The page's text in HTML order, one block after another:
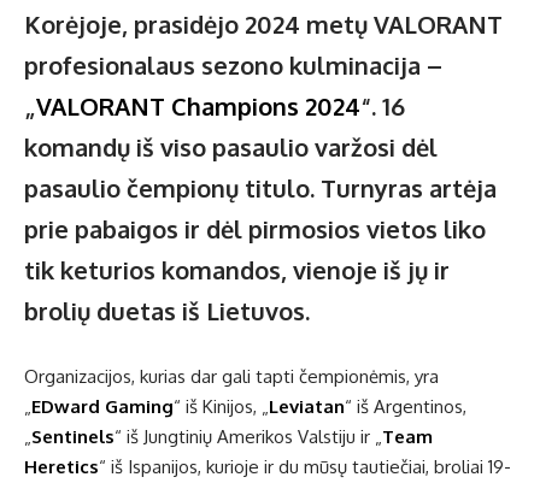
Korėjoje, prasidėjo 2024 metų VALORANT
profesionalaus sezono kulminacija –
„VALORANT Champions 2024“. 16
komandų iš viso pasaulio varžosi dėl
pasaulio čempionų titulo. Turnyras artėja
prie pabaigos ir dėl pirmosios vietos liko
tik keturios komandos, vienoje iš jų ir
brolių duetas iš Lietuvos.
Organizacijos, kurias dar gali tapti čempionėmis, yra
EDward Gaming“ iš Kinijos, „ Leviatan“ iš Argentinos,
Sentinels“ iš Jungtinių Amerikos Valstiju ir „ Team
Heretics“ iš Ispanijos, kurioje ir du mūsų tautiečiai, broliai 19-